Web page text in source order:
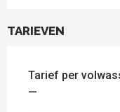
TARIEVEN
Tarief per
—